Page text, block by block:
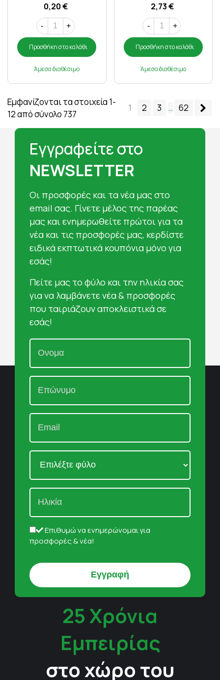
Χρήσης 1τεμ
0,20 €
- +
Προσθήκη στο καλάθι
Άμεσα διαθέσιμο
2,73 €
- +
Προσθήκη στο καλάθι
Άμεσα διαθέσιμο
Εμφανίζονται τα στοιχεία 1-
12 από σύνολο 737
1 2 3 … 62
Εγγραφείτε στο
NEWSLETTER
Oι προσφορές και τα νέα μας στο
email σας. Γίνετε μέλος της παρέας
μας και ενημερωθείτε πρώτοι για τα
νέα και τις προσφορές μας, κερδίστε
ειδικά εκπτωτικά κουπόνια μόνο για
εσάς!
Πείτε μας το φύλο και την ηλικία σας
για να λαμβάνετε νέα & προσφορές
που ταιριάζουν αποκλειστικά σε
εσάς!
Επιθυμώ να ενημερώνομαι για
προσφορές & νέα!
25 Χρόνια
Εμπειρίας
στο χώρο του